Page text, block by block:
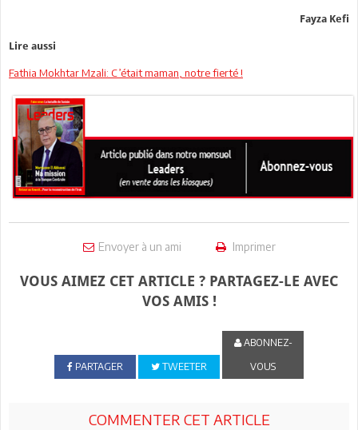
Fayza Kefi
Lire aussi
Fathia Mokhtar Mzali: C’était maman, notre fierté !
Envoyer à un ami Imprimer
VOUS AIMEZ CET ARTICLE ? PARTAGEZ-LE AVEC
VOS AMIS !
PARTAGER TWEETER
ABONNEZ-
VOUS
COMMENTER CET ARTICLE